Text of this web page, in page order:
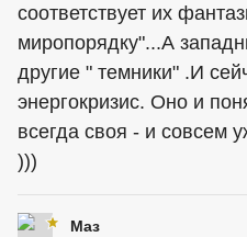
соответствует их
миропорядку"...А
другие " темники" .И
энергокризис. Оно и
всегда своя - и совсем
)))
Маз